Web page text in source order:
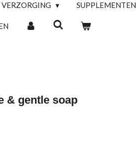
VERZORGING SUPPLEMENTEN
& gentle soap